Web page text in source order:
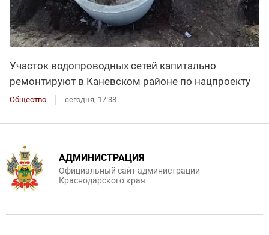
Участок водопроводных сетей капитально
ремонтируют в Каневском районе по нацпроекту
Общество сегодня, 17:38
АДМИНИСТРАЦИЯ
Официальный сайт администрации
Краснодарского края